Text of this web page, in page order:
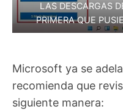
LAS DESCARGAS
PRIMERA QUE
Microsoft ya se
recomienda que
siguiente manera: